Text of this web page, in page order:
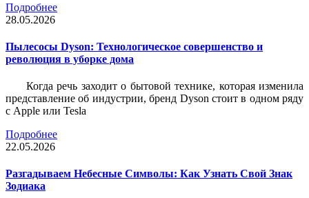
Подробнее
28.05.2026
Пылесосы Dyson: Технологическое совершенство и
революция в уборке дома
Когда речь заходит о бытовой технике, которая изменила
представление об индустрии, бренд Dyson стоит в одном ряду
с Apple или Tesla
Подробнее
22.05.2026
Разгадываем Небесные Символы: Как Узнать Свой Знак
Зодиака